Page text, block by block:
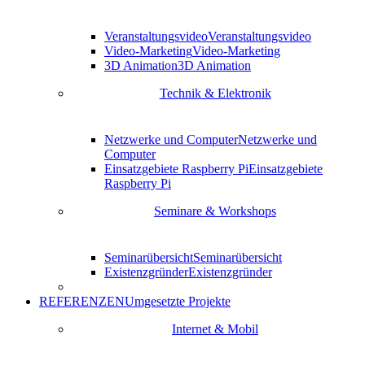
VeranstaltungsvideoVeranstaltungsvideo
Video-MarketingVideo-Marketing
3D Animation3D Animation
Technik & Elektronik
Netzwerke und ComputerNetzwerke und
Computer
Einsatzgebiete Raspberry PiEinsatzgebiete
Raspberry Pi
Seminare & Workshops
SeminarübersichtSeminarübersicht
ExistenzgründerExistenzgründer
REFERENZENUmgesetzte Projekte
Internet & Mobil